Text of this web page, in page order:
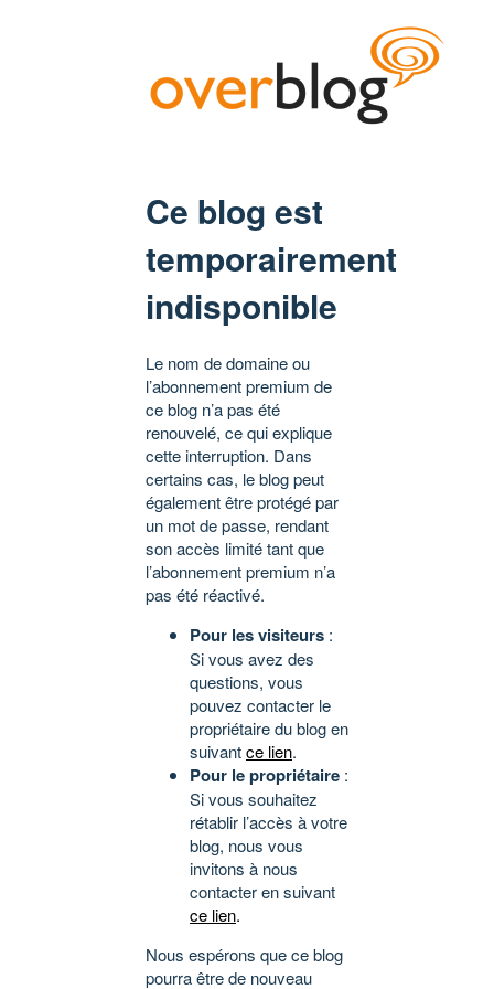
Ce blog est
temporairement
indisponible
Le nom de domaine ou
l’abonnement premium de
ce blog n’a pas été
renouvelé, ce qui explique
cette interruption. Dans
certains cas, le blog peut
également être protégé par
un mot de passe, rendant
son accès limité tant que
l’abonnement premium n’a
pas été réactivé.
Pour les visiteurs :
Si vous avez des
questions, vous
pouvez contacter le
propriétaire du blog en
suivantce lien.
Pour le propriétaire :
Si vous souhaitez
rétablir l’accès à votre
blog, nous vous
invitons à nous
contacter en suivant
ce lien.
Nous espérons que ce blog
pourra être de nouveau